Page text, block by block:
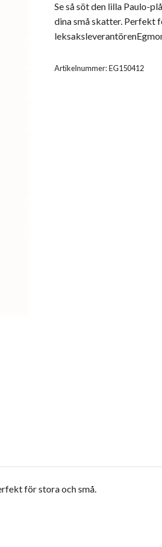
Se så söt den lilla Paulo-
dina små skatter. Perfekt
Artikelnummer:EG150412
för stora och små.